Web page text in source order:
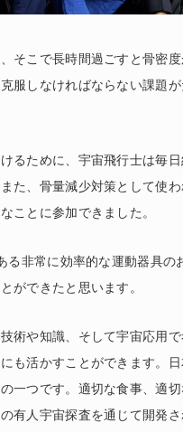
、そこで長時間過ごすと骨密
服しなければならない課題が
るために、宇宙飛行士は毎
た、骨量減少対策として使
ことに参加できました。
る非常に効率的な運動器具の
ができたと思います。
術や知識、そして宇宙応用
も活かすことができます。
一つです。適切な食事、適
有人宇宙探査を通じて開発